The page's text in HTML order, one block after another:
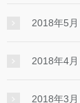
2018年5月
2018年4月
2018年3月